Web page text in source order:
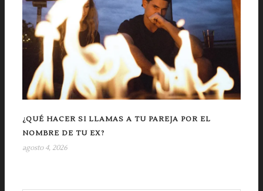
¿QUÉ HACER SI LLAMAS A TU PAREJA POR EL
NOMBRE DE TU EX?
agosto 4, 2026